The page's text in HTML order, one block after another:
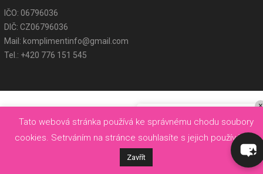
Tato webová stránka používá ke správnému chodu soubory
cookies. Setrváním na stránce souhlasíte s jejich používáním.
Zavřít
IČO: 06796036
DIČ: CZ06796036
Mail: komplimentinfo@gmail.com
Tel.: +420 776 151 545
Dobrý den, mohu vám pomoci?
×